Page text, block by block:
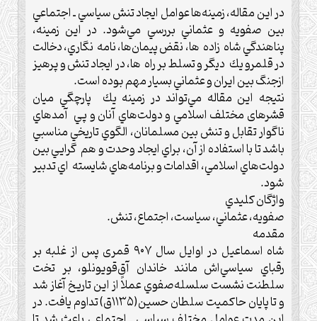
در اين مقاله، زمينه‌ها عوامل ايجاد تنش سياسي ـ اجتماعي
بين صفويه و عثماني بررسي مي‌شود. در اين زمينه،
پناهندگي شاه زاده ها، نقض پيمان‌ها، نامه نگاري، دخالت
در قلمرو يك ديگر و تسلط بر راه ها، در ايجاد تنش و پرهيز
ازجنگ بين ايران و عثماني بسيار مهم بوده است.
نتيجه اين مقاله مي‌تواند در زمينه يك پارچگي ميان
قشرهای مختلف اسلامي و دولت‌هاي آنان و پي آمدهاي
ناگوار تقابل و تنش بين مسلمانان، الگوي تاريخي مناسبي
باشد تا با استفاده از آن، براي ايجاد وحدت و هم گرايي بين
دولت‌هاي اسلامي، اقدامات و برنامه‌هاي شايسته اي تدبير
شود.
واژگان كليدي
صفويه، عثماني، سياست، اجتماع، تنش.
مقدمه
شاه اسماعيل در اوايل سال ۹۰۷ قمری پس از غلبه بر
رقباي سياسي‌اش مانند خاندان آق‌قويونلو، بر تخت
سلطنت نشست سلسله‌‌‌‌‌‌‌‌‌‌‌‌‌‌‌صفوي عملاً از این تاريخ آغاز شد
و تا پايان حاكميت سلطان حسين(۱۱۳۵ق) تداوم يافت.‌ در